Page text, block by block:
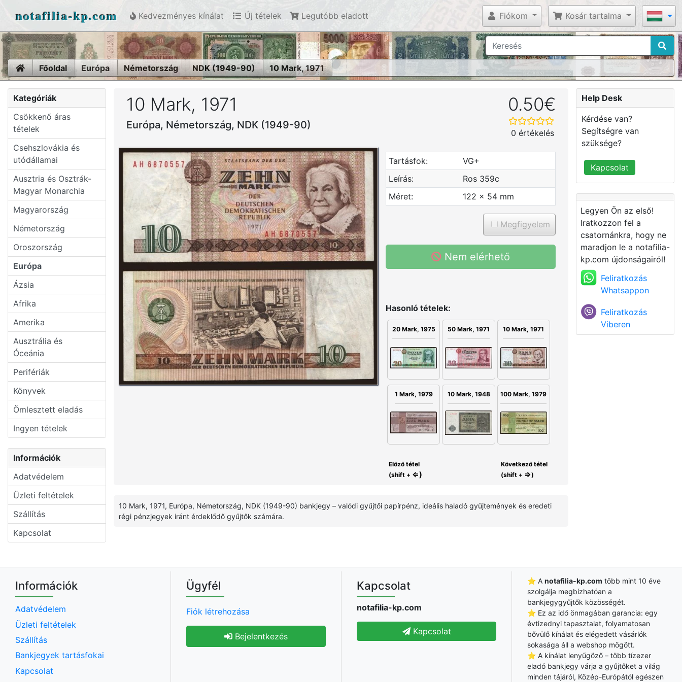
notafilia-kp.com Kedvezményes kínálat Új tételek Legutóbb eladott Fiókom Kosár tartalma
HomeFőoldal Európa Németország NDK (1949-90) 10 Mark, 1971
Kategóriák
Csökkenő áras
tételek
Csehszlovákia és
utódállamai
Ausztria és Osztrák-
Magyar Monarchia
Magyarország
Németország
Oroszország
Európa
Ázsia
Afrika
Amerika
Ausztrália és
Óceánia
Perifériák
Könyvek
Ömlesztett eladás
Ingyen tételek
Információk
Adatvédelem
Üzleti feltételek
Szállítás
Kapcsolat
10 Mark, 1971
Európa, Németország, NDK (1949-90)
0.50€
0 értékelés
Tartásfok:
VG+
Leírás:
Ros 359c
Méret:
122 x 54 mm
Megfigyelem
Nem elérhető
Hasonló tételek:
20 Mark, 1975 50 Mark, 1971 10 Mark, 1971
1 Mark, 1979 10 Mark, 1948 100 Mark, 1979
Előző tétel
(shift + ⇐)
Következő tétel
(shift + ⇒)
10 Mark, 1971, Európa, Németország, NDK (1949-90) bankjegy – valódi gyűjtői papírpénz, ideális haladó gyűjtemények és eredeti
régi pénzjegyek iránt érdeklődő gyűjtők számára.
Help Desk
Kérdése van?
Segítségre van
szüksége?
Kapcsolat
Legyen Ön az első!
Iratkozzon fel a
csatornánkra, hogy ne
maradjon le a notafilia-
kp.com újdonságairól!
Feliratkozás
Whatsappon
Feliratkozás
Viberen
Információk
Adatvédelem
Üzleti feltételek
Szállítás
Bankjegyek tartásfokai
Kapcsolat
Ügyfél
Fiók létrehozása
Bejelentkezés
Kapcsolat
notafilia-kp.com
Kapcsolat
⭐ A notafilia-kp.com több mint 10 éve
szolgálja megbízhatóan a
bankjegygyűjtők közösségét.
⭐ Ez az idő önmagában garancia: egy
évtizednyi tapasztalat, folyamatosan
bővülő kínálat és elégedett vásárlók
sokasága áll a webshop mögött.
⭐ A kínálat lenyűgöző – több tízezer
eladó bankjegy várja a gyűjtőket a világ
minden tájáról, Közép-Európától egészen